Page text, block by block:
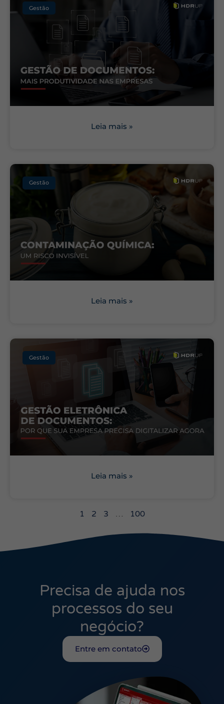
Gestão
Leia mais »
Gestão
Leia mais »
Gestão
Leia mais »
1 2 3 … 100
Precisa de ajuda nos
processos do seu
negócio?
Entre em contato